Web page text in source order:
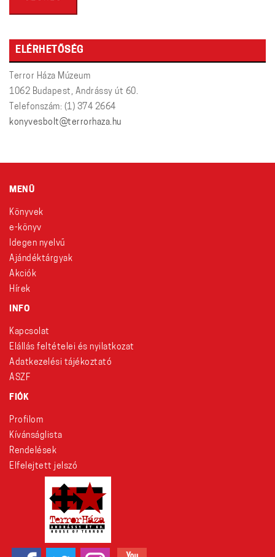
ELÉRHETŐSÉG
Terror Háza Múzeum
1062 Budapest, Andrássy út 60.
Telefonszám: (1) 374 2664
konyvesbolt@terrorhaza.hu
MENÜ
Könyvek
e-könyv
Idegen nyelvű
Ajándéktárgyak
Akciók
Hírek
INFO
Kapcsolat
Elállás feltételei és nyilatkozat
Adatkezelési tájékoztató
ÁSZF
FIÓK
Profilom
Kívánságlista
Rendelések
Elfelejtett jelszó